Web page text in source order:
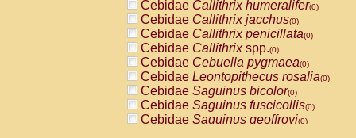
Cebidae Callithrix humeralifer(0)
Cebidae Callithrix jacchus(0)
Cebidae Callithrix penicillata(0)
Cebidae Callithrixspp.(0)
Cebidae Cebuella pygmaea(0)
Cebidae Leontopithecus rosalia(0)
Cebidae Saguinus bicolor(0)
Cebidae Saguinus fuscicollis(0)
Cebidae Saguinus geoffroyi(0)